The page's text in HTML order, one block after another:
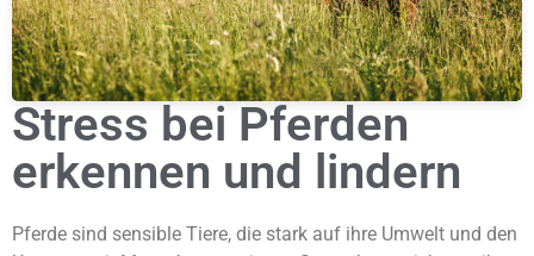
Stress bei Pferden
erkennen und lindern
Pferde sind sensible Tiere, die stark auf ihre Umwelt und den